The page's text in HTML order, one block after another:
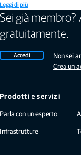
Leggi di più
Sei già membro?
gratuitamente.
Accedi
Non sei
Crea un
Prodotti e servizi
Parla con un esperto
Infrastrutture